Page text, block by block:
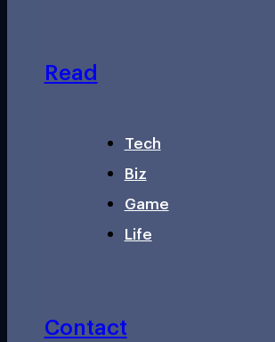
Read
Tech
Biz
Game
Life
Contact